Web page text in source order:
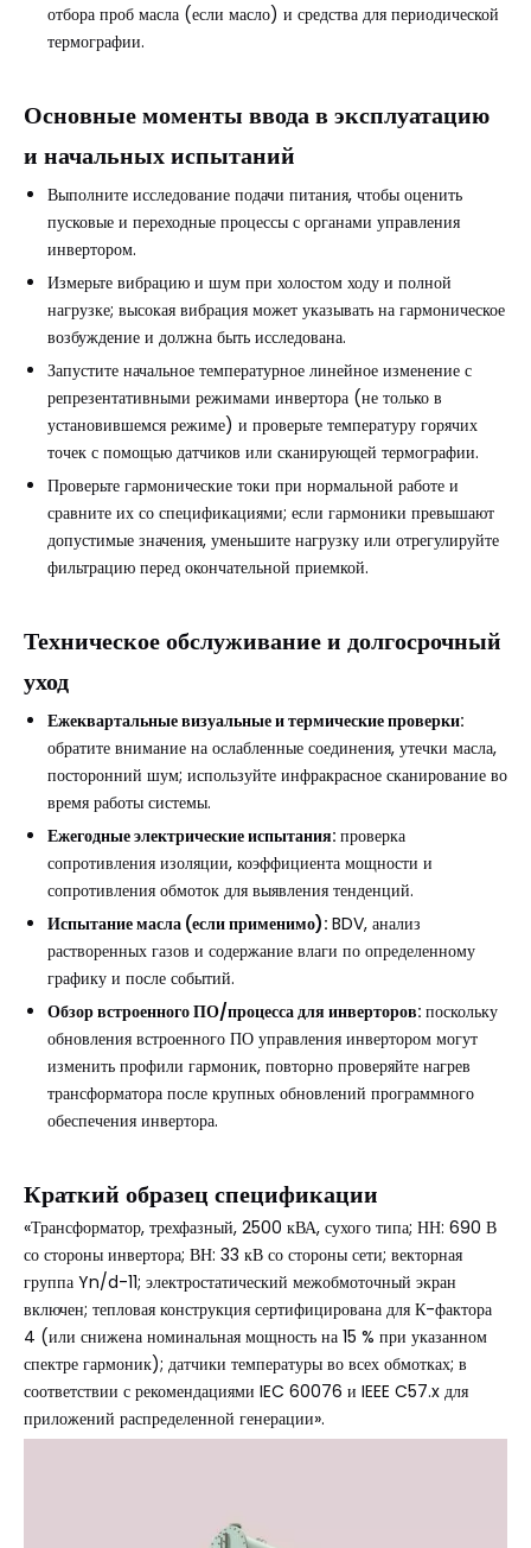
отбора проб масла (если масло) и средства для периодической
термографии.
Основные моменты ввода в эксплуатацию
и начальных испытаний
Выполните исследование подачи питания, чтобы оценить
пусковые и переходные процессы с органами управления
инвертором.
Измерьте вибрацию и шум при холостом ходу и полной
нагрузке; высокая вибрация может указывать на гармоническое
возбуждение и должна быть исследована.
Запустите начальное температурное линейное изменение с
репрезентативными режимами инвертора (не только в
установившемся режиме) и проверьте температуру горячих
точек с помощью датчиков или сканирующей термографии.
Проверьте гармонические токи при нормальной работе и
сравните их со спецификациями; если гармоники превышают
допустимые значения, уменьшите нагрузку или отрегулируйте
фильтрацию перед окончательной приемкой.
Техническое обслуживание и долгосрочный
уход
Ежеквартальные визуальные и термические проверки:
обратите внимание на ослабленные соединения, утечки масла,
посторонний шум; используйте инфракрасное сканирование во
время работы системы.
Ежегодные электрические испытания: проверка
сопротивления изоляции, коэффициента мощности и
сопротивления обмоток для выявления тенденций.
Испытание масла (если применимо): BDV, анализ
растворенных газов и содержание влаги по определенному
графику и после событий.
Обзор встроенного ПО/процесса для инверторов: поскольку
обновления встроенного ПО управления инвертором могут
изменить профили гармоник, повторно проверяйте нагрев
трансформатора после крупных обновлений программного
обеспечения инвертора.
Краткий образец спецификации
«Трансформатор, трехфазный, 2500 кВА, сухого типа; НН: 690 В
со стороны инвертора; ВН: 33 кВ со стороны сети; векторная
группа Yn/d-11; электростатический межобмоточный экран
включен; тепловая конструкция сертифицирована для К-фактора
4 (или снижена номинальная мощность на 15 % при указанном
спектре гармоник); датчики температуры во всех обмотках; в
соответствии с рекомендациями IEC 60076 и IEEE C57.x для
приложений распределенной генерации».